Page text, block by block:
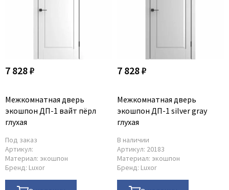
7 828 ₽
Межкомнатная дверь
экошпон ДП-1 вайт пёрл
глухая
Под заказ
Артикул:
Материал: экошпон
Бренд: Luxor
7 828 ₽
Межкомнатная дверь
экошпон ДП-1 silver gray
глухая
В наличии
Артикул: 20183
Материал: экошпон
Бренд: Luxor